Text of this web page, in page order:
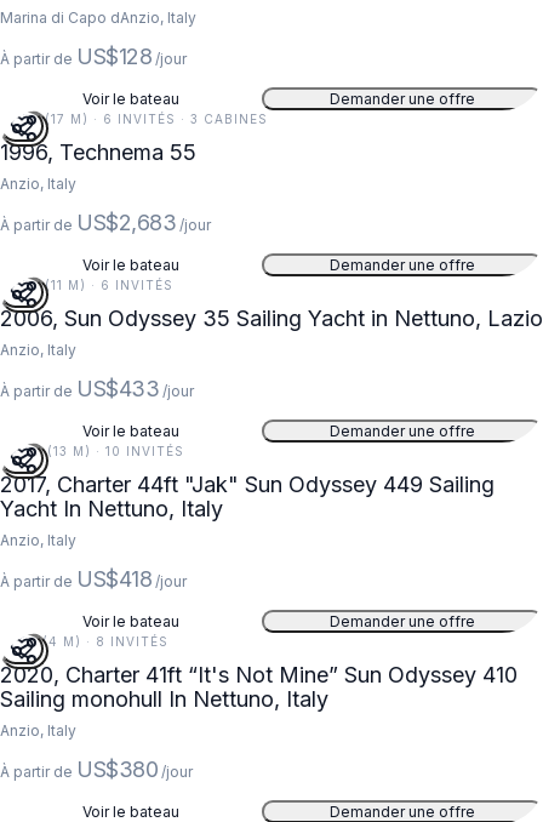
Marina di Capo dAnzio, Italy
À partir de US$128 /jour
Voir le bateau Demander une offre
55 FT (17 M) · 6 INVITÉS · 3 CABINES
1996, Technema 55
Anzio, Italy
À partir de US$2,683 /jour
Voir le bateau Demander une offre
35 FT (11 M) · 6 INVITÉS
2006, Sun Odyssey 35 Sailing Yacht in Nettuno, Lazio
Anzio, Italy
À partir de US$433 /jour
Voir le bateau Demander une offre
44 FT (13 M) · 10 INVITÉS
2017, Charter 44ft "Jak" Sun Odyssey 449 Sailing
Yacht In Nettuno, Italy
Anzio, Italy
À partir de US$418 /jour
Voir le bateau Demander une offre
12 FT (4 M) · 8 INVITÉS
2020, Charter 41ft “It's Not Mine” Sun Odyssey 410
Sailing monohull In Nettuno, Italy
Anzio, Italy
À partir de US$380 /jour
Voir le bateau Demander une offre